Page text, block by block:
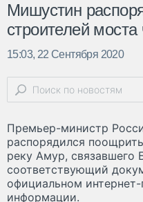
Мишустин
строителей
15:03, 22 Сентября 2020
Премьер-министр
распорядился
реку Амур, связавшего
соответствующий
официальном
информации.